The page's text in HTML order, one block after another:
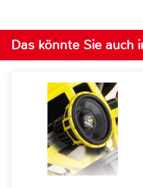
Das könnte Sie auch